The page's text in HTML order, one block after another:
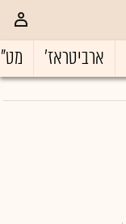
ארביטראז'